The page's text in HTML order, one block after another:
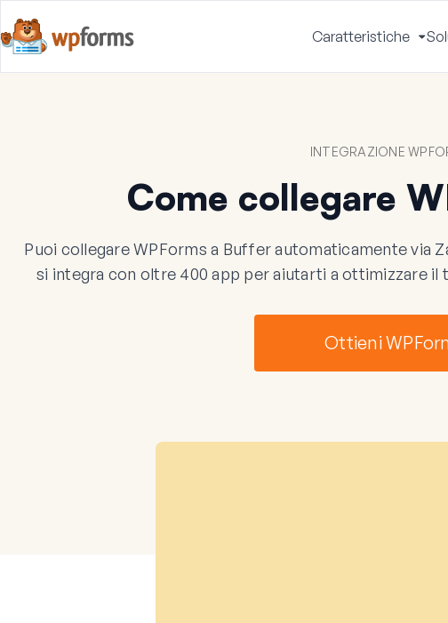
Caratteristiche
Apri
INTEGRAZIONE
Come collegare
Puoi collegare WPForms a Buffer automaticamente via
si integra con oltre 400 app per aiutarti a ottimizzare
Ottieni